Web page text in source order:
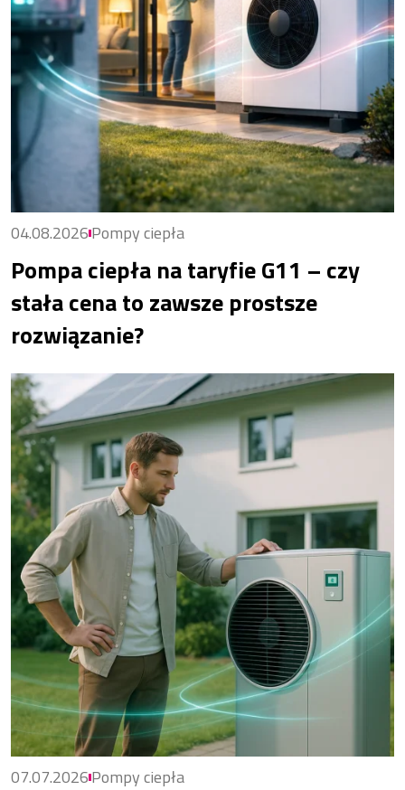
04.08.2026Pompy ciepła
Pompa ciepła na taryfie G11 – czy
stała cena to zawsze prostsze
rozwiązanie?
07.07.2026Pompy ciepła